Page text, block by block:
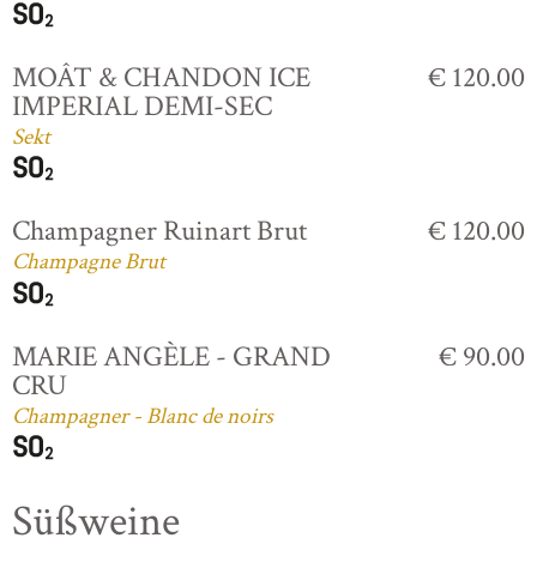
MOÂT & CHANDON ICE
IMPERIAL DEMI-SEC
Sekt
€ 120.00
Champagner Ruinart Brut
Champagne Brut
€ 120.00
MARIE ANGÈLE - GRAND
CRU
Champagner - Blanc de noirs
€ 90.00
Süßweine